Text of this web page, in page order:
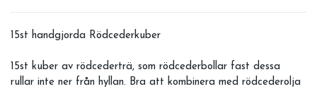
15st handgjorda Rödcederkuber
15st kuber av rödcederträ, som rödcederbollar fast dessa
rullar inte ner från hyllan. Bra att kombinera med rödcederolja